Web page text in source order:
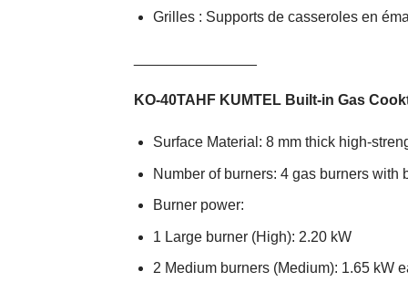
Grilles : Supports de casseroles en
KO-40TAHF KUMTEL Built-in Gas
Surface Material: 8 mm thick high-
Number of burners: 4 gas burners with
Burner power:
1 Large burner (High): 2.20 kW
2 Medium burners (Medium): 1.65 kW